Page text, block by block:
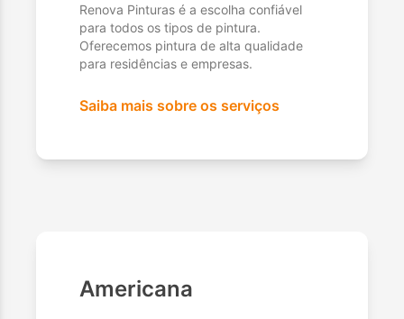
Renova Pinturas é a escolha confiável
para todos os tipos de pintura.
Oferecemos pintura de alta qualidade
para residências e empresas.
Saiba mais sobre os serviços
Americana